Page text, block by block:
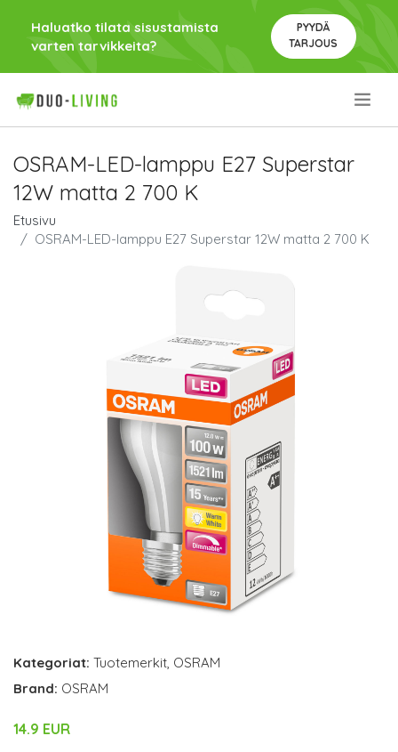
Haluatko tilata sisustamista
varten tarvikkeita?
PYYDÄ
TARJOUS
OSRAM-LED-lamppu E27 Superstar
12W matta 2 700 K
Etusivu
OSRAM-LED-lamppu E27 Superstar 12W matta 2 700 K
Kategoriat: Tuotemerkit, OSRAM
Brand: OSRAM
14.9 EUR